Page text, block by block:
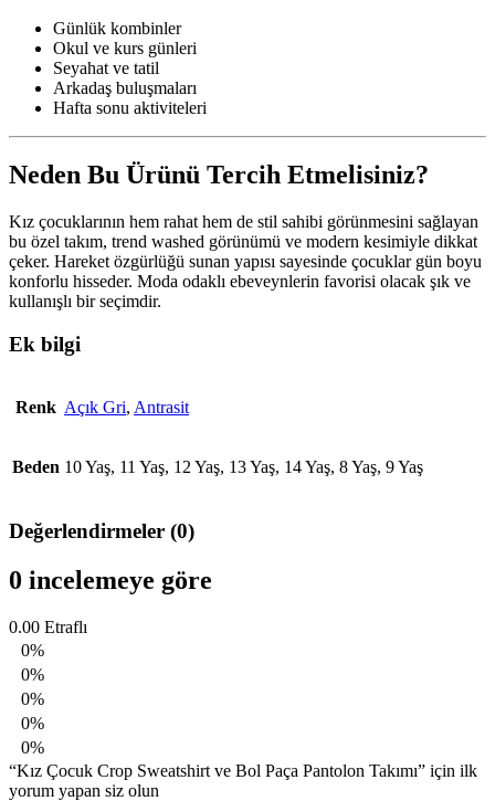
Günlük kombinler
Okul ve kurs günleri
Seyahat ve tatil
Arkadaş buluşmaları
Hafta sonu aktiviteleri
Neden Bu Ürünü Tercih Etmelisiniz?
Kız çocuklarının hem rahat hem de stil sahibi görünmesini sağlayan
bu özel takım, trend washed görünümü ve modern kesimiyle dikkat
çeker. Hareket özgürlüğü sunan yapısı sayesinde çocuklar gün boyu
konforlu hisseder. Moda odaklı ebeveynlerin favorisi olacak şık ve
kullanışlı bir seçimdir.
Ek bilgi
Renk Açık Gri, Antrasit
Beden 10 Yaş, 11 Yaş, 12 Yaş, 13 Yaş, 14 Yaş, 8 Yaş, 9 Yaş
Değerlendirmeler (0)
0 incelemeye göre
0.00 Etraflı
0%
0%
0%
0%
0%
“Kız Çocuk Crop Sweatshirt ve Bol Paça Pantolon Takımı” için ilk
yorum yapan siz olun